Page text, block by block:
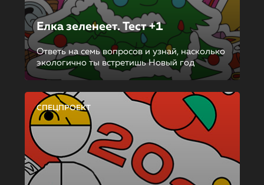
Елка зеленеет. Тест +1
Ответь на семь вопросов и узнай, насколько
экологично ты встретишь Новый год
СПЕЦПРОЕКТ